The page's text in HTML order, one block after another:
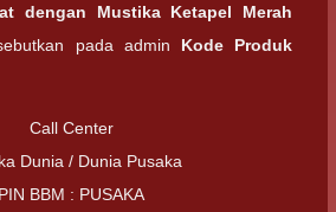
dengan Mustika Ketapel Merah
pada admin Kode Produk
Call Center
Dunia / Dunia Pusaka
PIN BBM : PUSAKA